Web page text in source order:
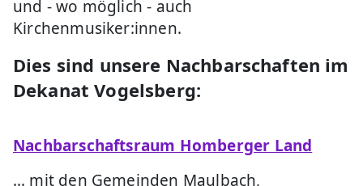
und - wo möglich - auch
Kirchenmusiker:innen.
Dies sind unsere Nachbarschaften im
Dekanat Vogelsberg:
Nachbarschaftsraum Homberger Land
… mit den Gemeinden Maulbach,